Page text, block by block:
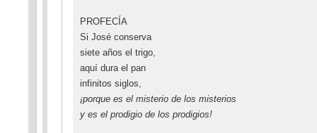
PROFECÍA
Si José conserva
siete años el trigo,
aquí dura el pan
infinitos siglos,
¡porque es el misterio de los misterios
y es el prodigio de los prodigios!